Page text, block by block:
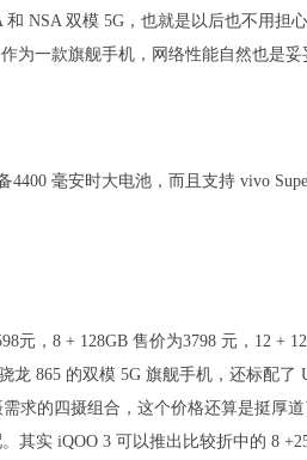
NSA 双模 5G，也就是以后也不用担
为一款旗舰手机，网络性能自然也是妥
毫安时大电池，而且支持 vivo
元，8 + 128GB 售价为3798 元，12 +
龙 865 的双模 5G 旗舰手机，还标配了
求的四摄组合，这个价格还算是挺厚
其实 iQOO 3 可以推出比较折中的 8